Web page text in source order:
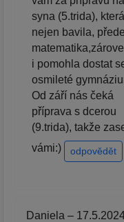
syna (5.trida),
nejen bavila,
i pomohla dostat
osmileté
Od září nás čeká
příprava s dcerou
(9.trida), takže
vámi:)
odpovědět
Daniela –